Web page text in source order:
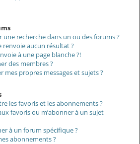
recherche dans un ou des forums ?
renvoie aucun résultat ?
à une page blanche ?!
des membres ?
propres messages et sujets ?
les favoris et les abonnements ?
favoris ou m’abonner à un sujet
à un forum spécifique ?
abonnements ?